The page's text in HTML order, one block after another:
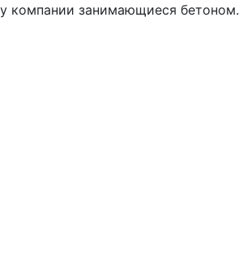
компании занимающиеся бетоном.